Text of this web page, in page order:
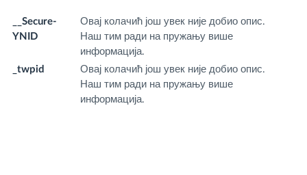
__Secure-
YNID
Овај колачић још увек није добио опис.
Наш тим ради на пружању више
информација.
_twpid
Овај колачић још увек није добио опис.
Наш тим ради на пружању више
информација.